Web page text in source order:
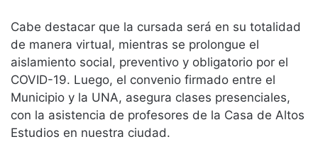
Cabe destacar que la cursada será en su totalidad
de manera virtual, mientras se prolongue el
aislamiento social, preventivo y obligatorio por el
COVID-19. Luego, el convenio firmado entre el
Municipio y la UNA, asegura clases presenciales,
con la asistencia de profesores de la Casa de Altos
Estudios en nuestra ciudad.